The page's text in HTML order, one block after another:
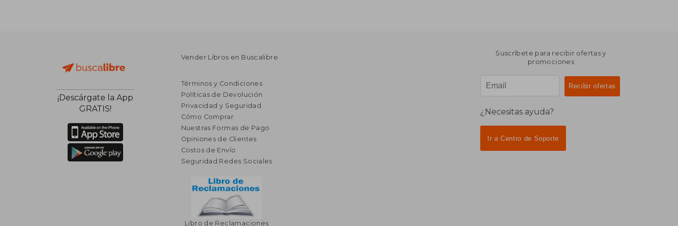
¡Descárgate la App
GRATIS!
Vender Libros en Buscalibre
Términos y Condiciones
Políticas de Devolución
Privacidad y Seguridad
Cómo Comprar
Nuestras Formas de Pago
Opiniones de Clientes
Costos de Envío
Seguridad Redes Sociales
Libro de Reclamaciones
Suscríbete para recibir ofertas y
promociones
¿Necesitas ayuda?
Ir a Centro de Soporte